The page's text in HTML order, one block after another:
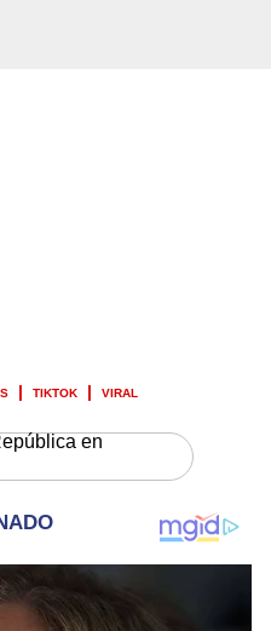
TIKTOK VIRAL
en